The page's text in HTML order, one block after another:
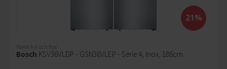
21%
Paket kyl och frys
Bosch KSV36VLDP - GSN36VLEP - Serie 4, Inox, 186cm